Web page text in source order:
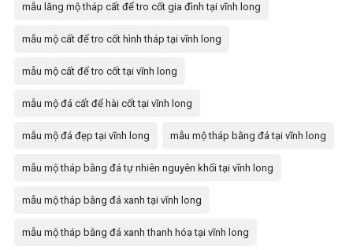
mẫu lăng mộ tháp cất để tro cốt gia đình tại vĩnh long
mẫu mộ cất để tro cốt hình tháp tại vĩnh long
mẫu mộ cất để tro cốt tại vĩnh long
mẫu mộ đá cất để hài cốt tại vĩnh long
mẫu mộ đá đẹp tại vĩnh long mẫu mộ tháp bằng đá tại vĩnh long
mẫu mộ tháp bằng đá tự nhiên nguyên khối tại vĩnh long
mẫu mộ tháp bằng đá xanh tại vĩnh long
mẫu mộ tháp bằng đá xanh thanh hóa tại vĩnh long